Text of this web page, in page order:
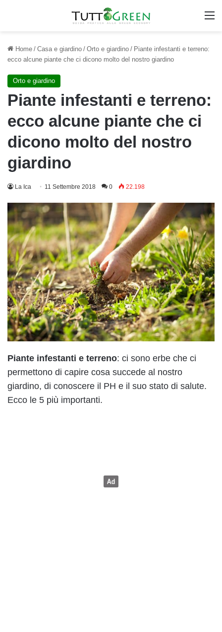
Home / Casa e giardino / Orto e giardino / Piante infestanti e terreno:
ecco alcune piante che ci dicono molto del nostro giardino
Orto e giardino
Piante infestanti e terreno:
ecco alcune piante che ci
dicono molto del nostro
giardino
La Ica 11 Settembre 2018 0 22.198
Piante infestanti e terreno: ci sono erbe che ci
permettono di capire cosa succede al nostro
giardino, di conoscere il PH e il suo stato di salute.
Ecco le 5 più importanti.